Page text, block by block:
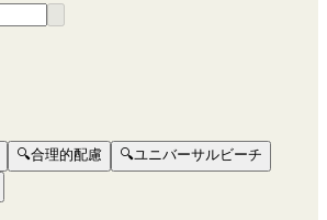
🔍合理的配慮 🔍ユニバーサルビーチ